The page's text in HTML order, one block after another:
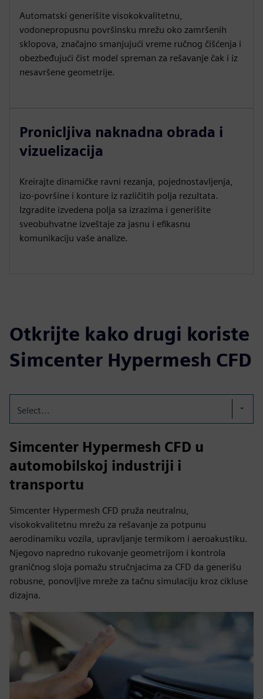
Automatski generišite visokokvalitetnu,
vodonepropusnu površinsku mrežu oko zamršenih
sklopova, značajno smanjujući vreme ručnog čišćenja i
obezbeđujući čist model spreman za rešavanje čak i iz
nesavršene geometrije.
Pronicljiva naknadna obrada i
vizuelizacija
Kreirajte dinamičke ravni rezanja, pojednostavljenja,
izo-površine i konture iz različitih polja rezultata.
Izgradite izvedena polja sa izrazima i generišite
sveobuhvatne izveštaje za jasnu i efikasnu
komunikaciju vaše analize.
Otkrijte kako drugi koriste
Simcenter Hypermesh CFD
Select...
Simcenter Hypermesh CFD u
automobilskoj industriji i
transportu
Simcenter Hypermesh CFD pruža neutralnu,
visokokvalitetnu mrežu za rešavanje za potpunu
aerodinamiku vozila, upravljanje termikom i aeroakustiku.
Njegovo napredno rukovanje geometrijom i kontrola
graničnog sloja pomažu stručnjacima za CFD da generišu
robusne, ponovljive mreže za tačnu simulaciju kroz cikluse
dizajna.